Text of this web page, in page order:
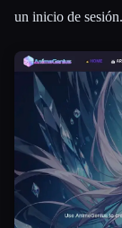
un inicio de sesión.